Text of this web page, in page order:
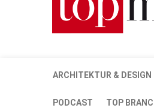
ARCHITEKTUR & DESIGN
PODCAST TOP